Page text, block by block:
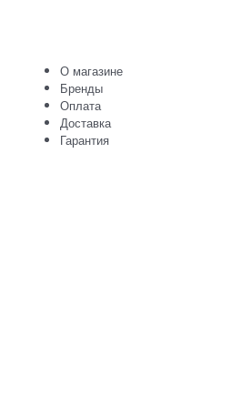
О магазине
Бренды
Оплата
Доставка
Гарантия